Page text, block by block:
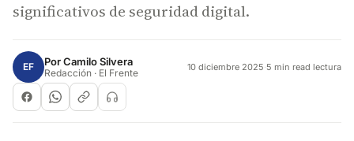
significativos de seguridad digital.
EF PorCamilo Silvera
Redacción · El Frente 10 diciembre 2025·5 min read lectura